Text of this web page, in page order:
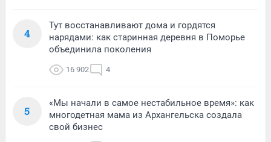
4
Тут восстанавливают дома и гордятся
нарядами: как старинная деревня в Поморье
объединила поколения
16 902 4
5
«Мы начали в самое нестабильное время»: как
многодетная мама из Архангельска создала
свой бизнес